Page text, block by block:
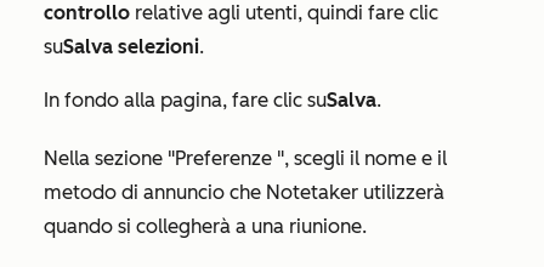
controllo relative agli utenti, quindi fare clic
suSalva selezioni.
In fondo alla pagina, fare clic suSalva.
Nella sezione "Preferenze ", scegli il nome e il
metodo di annuncio che Notetaker utilizzerà
quando si collegherà a una riunione.